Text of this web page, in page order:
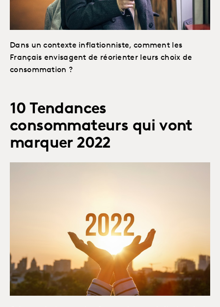
Dans un contexte inflationniste, comment les
Français envisagent de réorienter leurs choix de
consommation ?
10 Tendances
consommateurs qui vont
marquer 2022